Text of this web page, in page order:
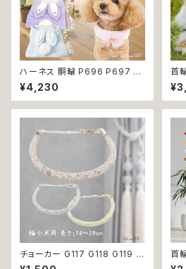
ハーネス 胴輪 P696 P697 P
698 P699 洋服のようなハー
ネス うさぎ ラビット rabbit 暖
か 秋冬 お揃い 引っ張り防止 散
ペット 服 犬服 猫服 かわいい お
しゃれ 小型犬 返品交換不可
¥4,230
首
ブ
ー
ド
チョーカー G117 G118 G119 首
輪 アクセサリー クリア キラキラ
首
ー